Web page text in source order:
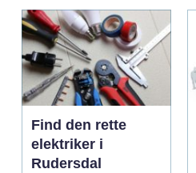
Find den rette
elektriker i
Rudersdal